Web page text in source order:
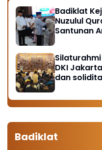
Badiklat
Nuzulul
Santunan
DKI
dan
Badiklat